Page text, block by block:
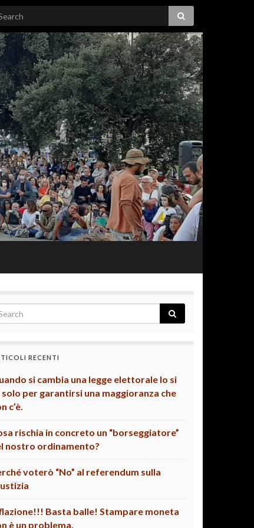
RECENTI
si cambia una legge elettorale lo si
solo per garantirsi una maggioranza che
c’è.
rischia in concreto un “borseggiatore”
nostro ordinamento?
voterò “No” al referendum sulla
Basta balle! Stampare moneta
è un problema.